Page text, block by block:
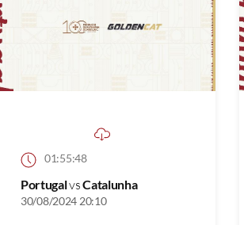
01:55:48
PortugalvsCatalunha
30/08/2024 20:10